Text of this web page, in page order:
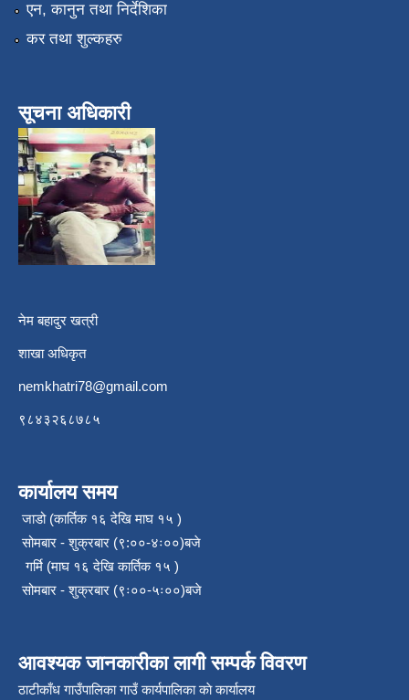
एन, कानुन तथा निर्देशिका
कर तथा शुल्कहरु
सूचना अधिकारी
नेम बहादुर खत्री
शाखा अधिकृत
nemkhatri78@gmail.com
९८४३२६८७८५
कार्यालय समय
जाडो (कार्तिक १६ देखि माघ १५ )
सोमबार - शुक्रबार (९:००-४ः००)बजे
गर्मि (माघ १६ देखि कार्तिक १५ )
सोमबार - शुक्रबार (९ः००-५ः००)बजे
आवश्यक जानकारीका लागी सम्पर्क विवरण
ठाटीकाँध गाउँपालिका गाउँ कार्यपालिका काे कार्यालय